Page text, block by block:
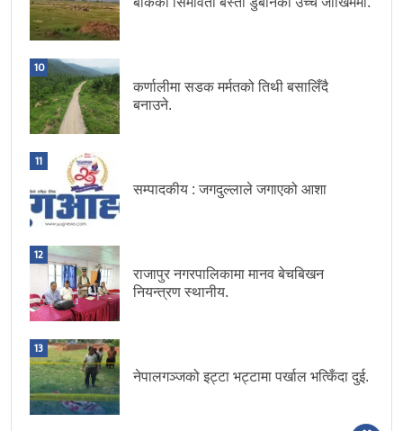
10
कर्णालीमा सडक मर्मतको तिथी बसालिँदै
बनाउने.
11
सम्पादकीय : जगदुल्लाले जगाएको आशा
12
राजापुर नगरपालिकामा मानव बेचबिखन
नियन्त्रण स्थानीय.
13
नेपालगञ्जको इट्टा भट्टामा पर्खाल भत्किँदा दुई.